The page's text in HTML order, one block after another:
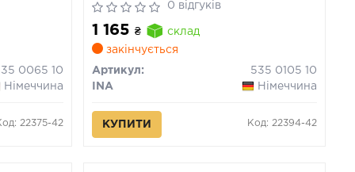
0065 10
Німеччина
22375-42
0 відгуків
1 165₴
склад
закінчується
Артикул:
535 0105 10
INA
Німеччина
КУПИТИ Код: 22394-42